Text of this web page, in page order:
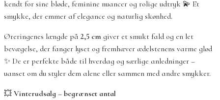
kendt for sine bløde, feminine nuancer og rolige udtryk 💫 Et
smykke, der emmer af elegance og naturlig skønhed.
Øreringenes længde på 2,5 cm giver et smukt fald og en let
bevægelse, der fanger lyset og fremhæver ædelstenens varme glød
✨ De er perfekte både til hverdag og særlige anledninger –
uanset om du styler dem alene eller sammen med andre smykker.
💥 Vinterudsalg – begrænset antal